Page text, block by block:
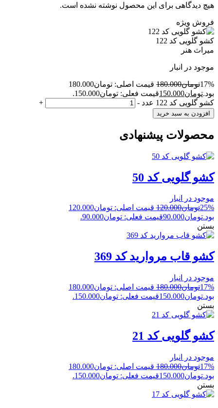
هیچ دیدگاهی برای این محصول نوشته نشده است.
فروش ویژه
کشو گلویی کد 122
میراث هنر
موجود در انبار
17%تومان180.000
قیمت اصلی: تومان180.000
بود.تومان150.000قیمت فعلی: تومان150.000.
کشو گلویی کد 122 عدد
-
+
افزودن به سبد خرید
محصولات پیشنهادی
کشو گلویی کد 50
موجود در انبار
25%تومان120.000
قیمت اصلی: تومان120.000
بود.تومان90.000قیمت فعلی: تومان90.000.
بستن
کشو قاب مروارید کد 369
موجود در انبار
17%تومان180.000
قیمت اصلی: تومان180.000
بود.تومان150.000قیمت فعلی: تومان150.000.
بستن
کشو گلویی کد 21
موجود در انبار
17%تومان180.000
قیمت اصلی: تومان180.000
بود.تومان150.000قیمت فعلی: تومان150.000.
بستن